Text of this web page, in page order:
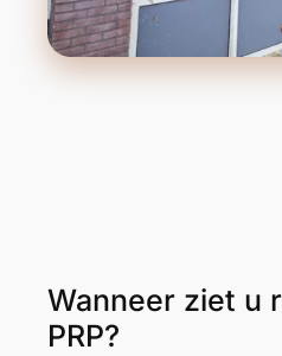
Wanneer ziet u
PRP?